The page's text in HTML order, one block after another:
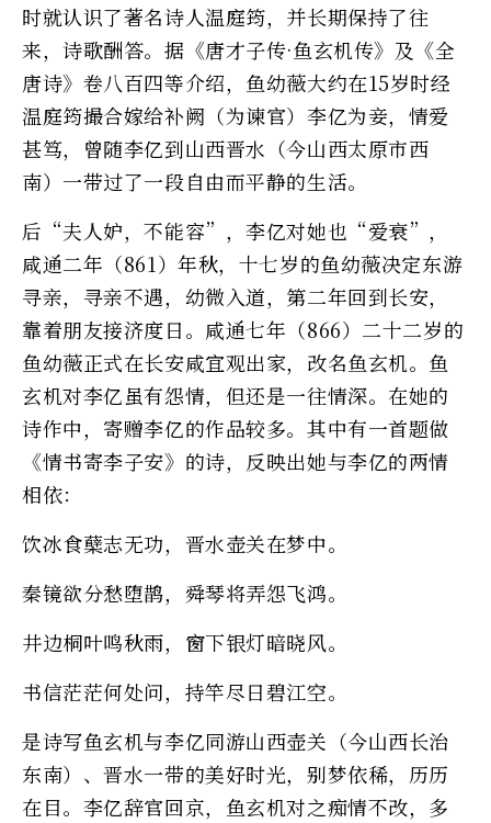
时就认识了著名诗人温庭筠，并长期保持了往
来，诗歌酬答。据《唐才子传·鱼玄机传》及《全
唐诗》卷八百四等介绍，鱼幼薇大约在15岁时经
温庭筠撮合嫁给补阙（为谏官）李亿为妾，情爱
甚笃，曾随李亿到山西晋水（今山西太原市西
南）一带过了一段自由而平静的生活。
后“夫人妒，不能容”，李亿对她也“爱衰”，
咸通二年（861）年秋，十七岁的鱼幼薇决定东游
寻亲，寻亲不遇，幼微入道，第二年回到长安，
靠着朋友接济度日。咸通七年（866）二十二岁的
鱼幼薇正式在长安咸宜观出家，改名鱼玄机。鱼
玄机对李亿虽有怨情，但还是一往情深。在她的
诗作中，寄赠李亿的作品较多。其中有一首题做
《情书寄李子安》的诗，反映出她与李亿的两情
相依：
饮冰食蘖志无功，晋水壶关在梦中。
秦镜欲分愁堕鹊，舜琴将弄怨飞鸿。
井边桐叶鸣秋雨，窗下银灯暗晓风。
书信茫茫何处问，持竿尽日碧江空。
是诗写鱼玄机与李亿同游山西壶关（今山西长治
东南）、晋水一带的美好时光，别梦依稀，历历
在目。李亿辞官回京，鱼玄机对之痴情不改，多